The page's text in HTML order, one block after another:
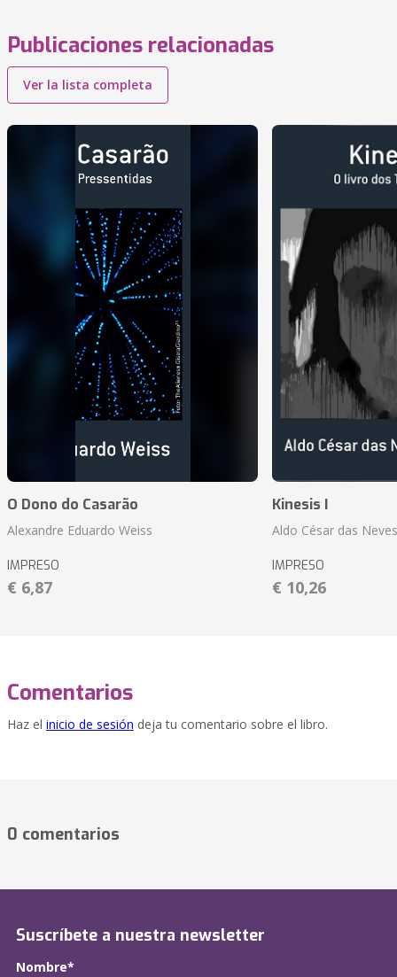
Publicaciones relacionadas
Ver la lista completa
O Dono do Casarão
Alexandre Eduardo Weiss
IMPRESO
€ 6,87
Kinesis I
Aldo César das
IMPRESO
€ 10,26
Comentarios
Haz el inicio de sesión deja tu comentario sobre el libro.
0 comentarios
Suscríbete a nuestra newsletter
Nombre*